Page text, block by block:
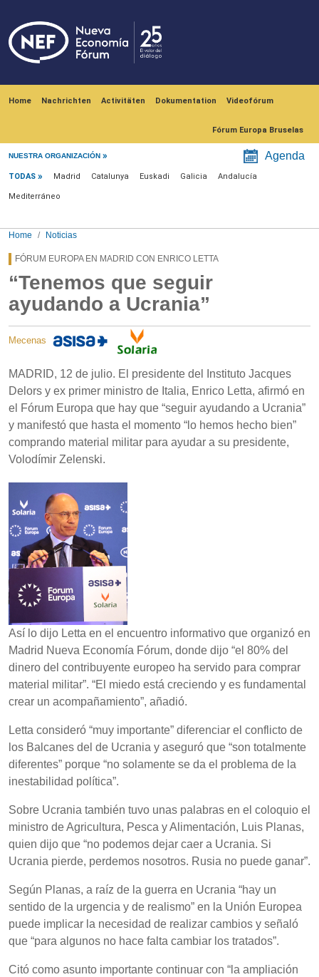
Home Nachrichten Activitäten Dokumentation Videofórum
Fórum Europa Bruselas
NUESTRA ORGANIZACIÓN Agenda
Menú noticias
TODAS Madrid Catalunya Euskadi Galicia Andalucía
Mediterráneo
Home Noticias
FÓRUM EUROPA EN MADRID CON ENRICO LETTA
“Tenemos que seguir
ayudando a Ucrania”
Mecenas
MADRID, 12 de julio. El presidente del Instituto Jacques
Delors y ex primer ministro de Italia, Enrico Letta, afirmó en
el Fórum Europa que hay que “seguir ayudando a Ucrania”
y manifestó que hasta el momento “lo hemos hecho bien”
comprando material militar para ayudar a su presidente,
Volodímir Zelenski.
Así lo dijo Letta en el encuentro informativo que organizó en
Madrid Nueva Economía Fórum, donde dijo “el 80% del
dinero del contribuyente europeo ha servido para comprar
material militar”. “El miedo está creciendo y es fundamental
crear un acompañamiento”, añadió.
Letta consideró “muy importante” diferenciar el conflicto de
los Balcanes del de Ucrania y aseguró que “son totalmente
diferentes” porque “no solamente se da el problema de la
inestabilidad política”.
Sobre Ucrania también tuvo unas palabras en el coloquio el
ministro de Agricultura, Pesca y Alimentación, Luis Planas,
quien dijo que “no podemos dejar caer a Ucrania. Si
Ucrania pierde, perdemos nosotros. Rusia no puede ganar”.
Según Planas, a raíz de la guerra en Ucrania “hay un
sentido de la urgencia y de realismo” en la Unión Europea
puede implicar la necesidad de realizar cambios y señaló
que “para algunos no hace falta cambiar los tratados”.
Citó como asunto importante continuar con “la ampliación